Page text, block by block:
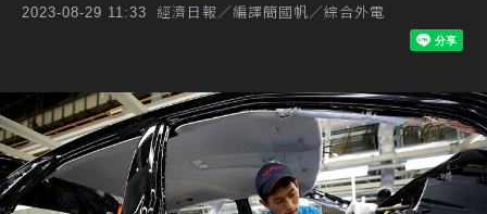
2023-08-29 11:33 經濟日報／編譯簡國帆／綜合外電